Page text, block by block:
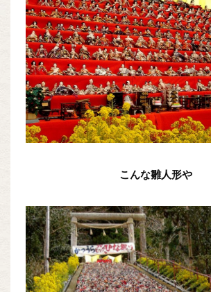
こんな雛人形や